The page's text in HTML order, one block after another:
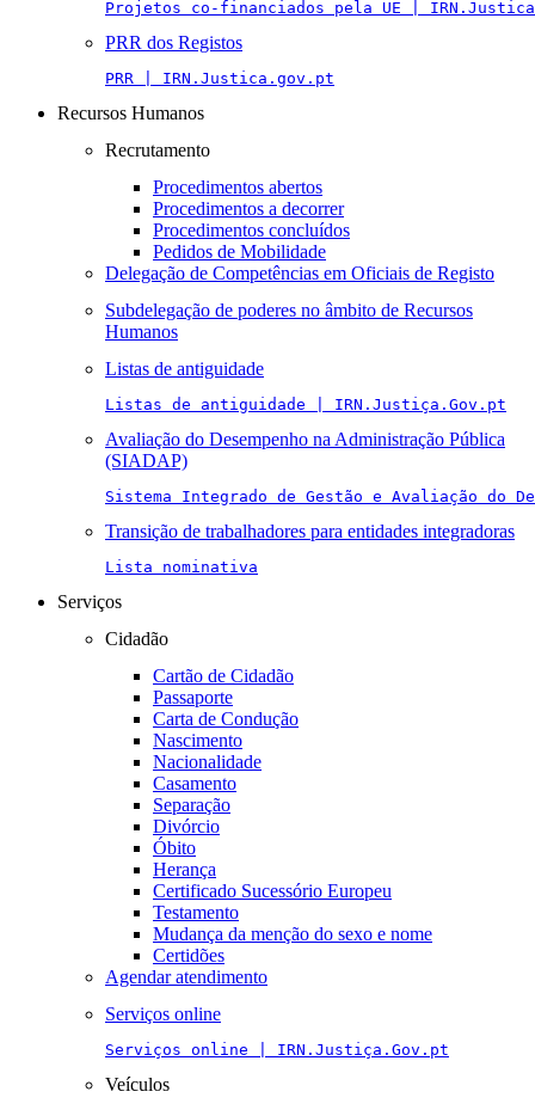
Projetos co-financiados pela UE |
PRR dos Registos
PRR | IRN.Justica.gov.pt
Recursos Humanos
Recrutamento
Procedimentos abertos
Procedimentos a decorrer
Procedimentos concluídos
Pedidos de Mobilidade
Delegação de Competências em Oficiais de Registo
Subdelegação de poderes no âmbito de Recursos
Humanos
Listas de antiguidade
Listas de antiguidade | IRN.Justiça.Gov.pt
Avaliação do Desempenho na Administração Pública
(SIADAP)
Sistema Integrado de Gestão e Avaliação do
Transição de trabalhadores para entidades integradoras
Lista nominativa
Serviços
Cidadão
Cartão de Cidadão
Passaporte
Carta de Condução
Nascimento
Nacionalidade
Casamento
Separação
Divórcio
Óbito
Herança
Certificado Sucessório Europeu
Testamento
Mudança da menção do sexo e nome
Certidões
Agendar atendimento
Serviços online
Serviços online | IRN.Justiça.Gov.pt
Veículos